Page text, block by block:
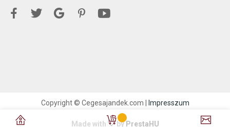
Copyright © Cegesajandek.com | Impresszum
Made with byPrestaHU